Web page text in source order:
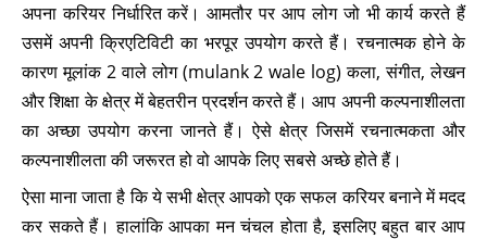
अपना करियर निर्धारित करें। आमतौर पर आप लोग जो भी कार्य करते हैं
उसमें अपनी क्रिएटिविटी का भरपूर उपयोग करते हैं। रचनात्मक होने के
कारण मूलांक 2 वाले लोग (mulank 2 wale log) कला, संगीत, लेखन
और शिक्षा के क्षेत्र में बेहतरीन प्रदर्शन करते हैं। आप अपनी कल्पनाशीलता
का अच्छा उपयोग करना जानते हैं। ऐसे क्षेत्र जिसमें रचनात्मकता और
कल्पनाशीलता की जरूरत हो वो आपके लिए सबसे अच्छे होते हैं।
ऐसा माना जाता है कि ये सभी क्षेत्र आपको एक सफल करियर बनाने में मदद
कर सकते हैं। हालांकि आपका मन चंचल होता है, इसलिए बहुत बार आप